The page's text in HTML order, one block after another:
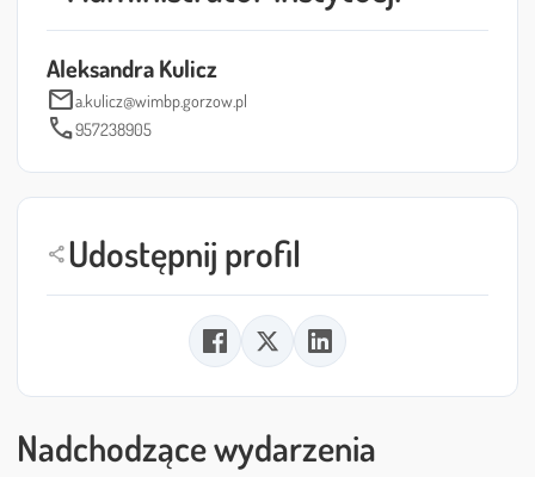
Aleksandra Kulicz
maila.kulicz@wimbp.gorzow.pl
call957238905
shareUdostępnij profil
Nadchodzące wydarzenia